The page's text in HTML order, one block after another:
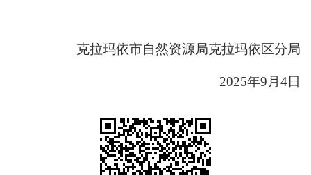
克拉玛依市自然资源局克拉玛依区分局
2025年9月4日